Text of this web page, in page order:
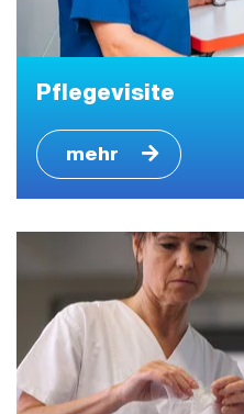
Pflegevisite
mehr